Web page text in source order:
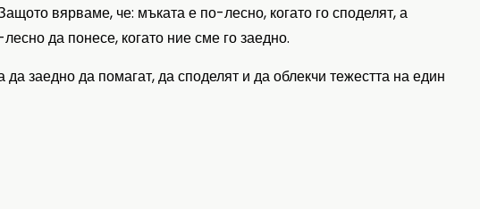
вярваме, че: мъката е по-лесно, когато го споделят, а
да понесе, когато ние сме го заедно.
да заедно да помагат, да споделят и да облекчи тежестта на един